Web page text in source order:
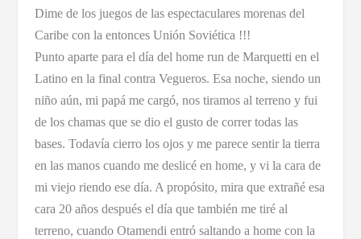
Dime de los juegos de las espectaculares morenas del
Caribe con la entonces Unión Soviética !!!
Punto aparte para el día del home run de Marquetti en el
Latino en la final contra Vegueros. Esa noche, siendo un
niño aún, mi papá me cargó, nos tiramos al terreno y fui
de los chamas que se dio el gusto de correr todas las
bases. Todavía cierro los ojos y me parece sentir la tierra
en las manos cuando me deslicé en home, y vi la cara de
mi viejo riendo ese día. A propósito, mira que extrañé esa
cara 20 años después el día que también me tiré al
terreno, cuando Otamendi entró saltando a home con la